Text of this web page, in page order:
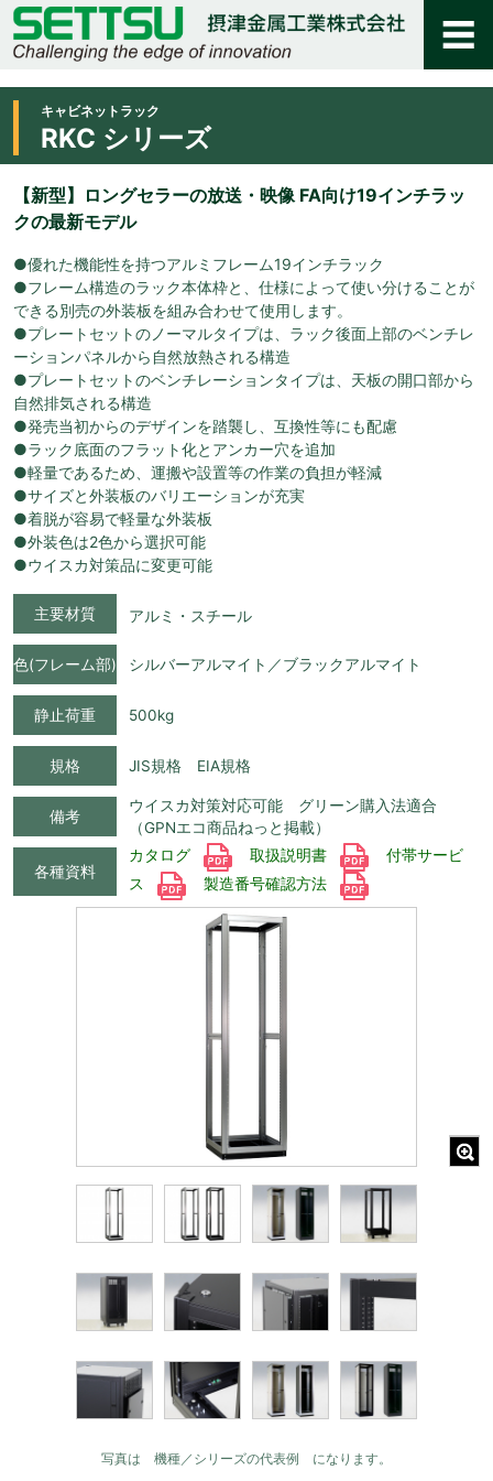
キャビネットラック
RKC シリーズ
【新型】ロングセラーの放送・映像 FA向け19インチラッ
クの最新モデル
●優れた機能性を持つアルミフレーム19インチラック
●フレーム構造のラック本体枠と、仕様によって使い分けることが
できる別売の外装板を組み合わせて使用します。
●プレートセットのノーマルタイプは、ラック後面上部のベンチレ
ーションパネルから自然放熱される構造
●プレートセットのベンチレーションタイプは、天板の開口部から
自然排気される構造
●発売当初からのデザインを踏襲し、互換性等にも配慮
●ラック底面のフラット化とアンカー穴を追加
●軽量であるため、運搬や設置等の作業の負担が軽減
●サイズと外装板のバリエーションが充実
●着脱が容易で軽量な外装板
●外装色は2色から選択可能
●ウイスカ対策品に変更可能
主要材質 アルミ・スチール
色(フレーム部) シルバーアルマイト／ブラックアルマイト
静止荷重 500kg
規格 JIS規格 EIA規格
備考
ウイスカ対策対応可能 グリーン購入法適合
（GPNエコ商品ねっと掲載）
各種資料
カタログ 取扱説明書
付帯サービ
ス
製造番号確認方法
写真は 機種／シリーズの代表例 になります。